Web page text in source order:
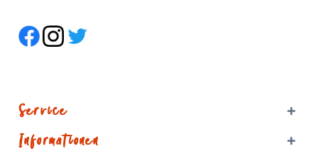
Service
Informationen